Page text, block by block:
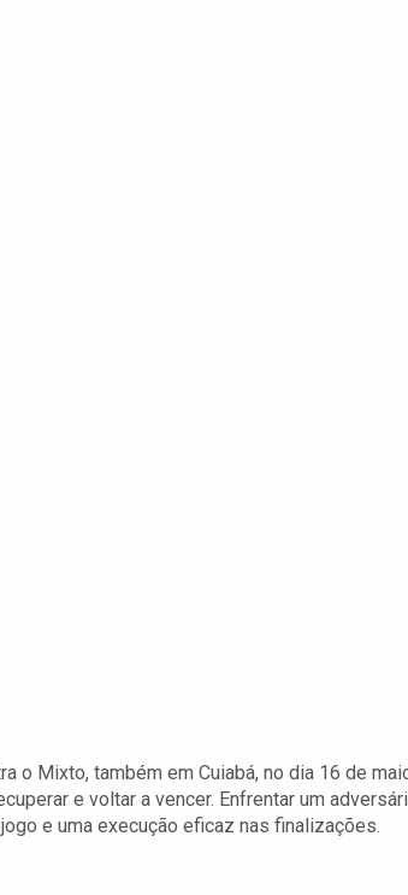
o Mixto, também em Cuiabá, no dia 16 de
e voltar a vencer. Enfrentar um
e uma execução eficaz nas finalizações.